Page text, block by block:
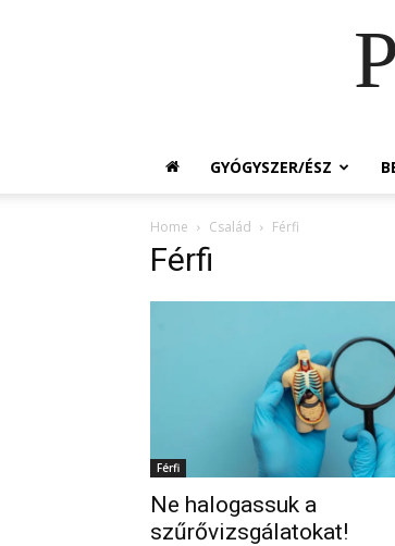
GYÓGYSZER/ÉSZ
Home Család Férfi
Férfi
Férfi
Ne halogassuk a
szűrővizsgálatokat!